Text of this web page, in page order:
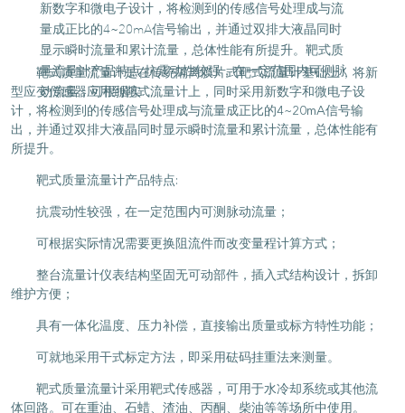
新数字和微电子设计，将检测到的传感信号处理成与流
量成正比的4~20mA信号输出，并通过双排大液晶同时
显示瞬时流量和累计流量，总体性能有所提升。靶式质
量流量计产品特点:抗震动性较强，在一定范围内可测脉
动流量；可根据实……
靶式质量流量计是在传统隔离膜片式靶式流量计基础上，将新
型应变传感器应用到靶式流量计上，同时采用新数字和微电子设
计，将检测到的传感信号处理成与流量成正比的4~20mA信号输
出，并通过双排大液晶同时显示瞬时流量和累计流量，总体性能有
所提升。
靶式质量流量计产品特点:
抗震动性较强，在一定范围内可测脉动流量；
可根据实际情况需要更换阻流件而改变量程计算方式；
整台流量计仪表结构坚固无可动部件，插入式结构设计，拆卸
维护方便；
具有一体化温度、压力补偿，直接输出质量或标方特性功能；
可就地采用干式标定方法，即采用砝码挂重法来测量。
靶式质量流量计采用靶式传感器，可用于水冷却系统或其他流
体回路。可在重油、石蜡、渣油、丙酮、柴油等等场所中使用。